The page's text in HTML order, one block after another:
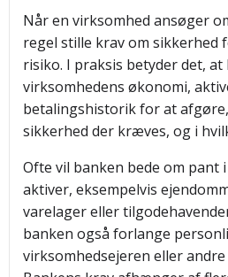
Når en virksomhed ansøger
regel stille krav om sikkerhed
risiko. I praksis betyder det,
virksomhedens økonomi,
betalingshistorik for at
sikkerhed der kræves, og i
Ofte vil banken bede om pant
aktiver, eksempelvis
varelager eller
banken også forlange
virksomhedsejeren eller